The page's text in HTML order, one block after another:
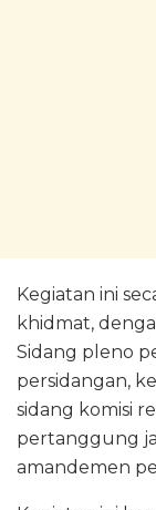
Kegiatan ini
khidmat,
Sidang pleno
persidangan,
sidang komisi
pertanggung
amandemen